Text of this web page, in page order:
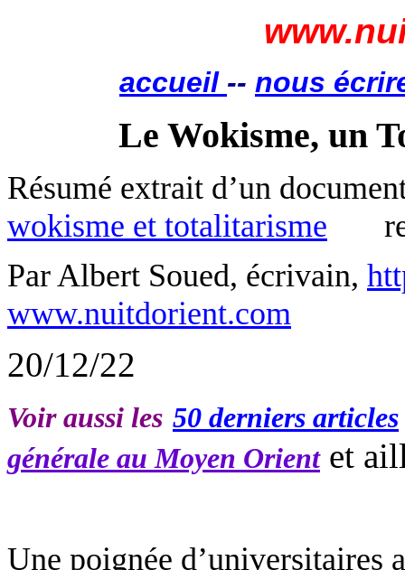
accueil -- nous
Le Wokisme, un
Résumé extrait d’un
wokisme et totalitarisme
Par Albert Soued, écrivain,
www.nuitdorient.com
20/12/22
Voir aussi les 50 derniers articles
générale au Moyen Orientet
Une poignée d’universitaires